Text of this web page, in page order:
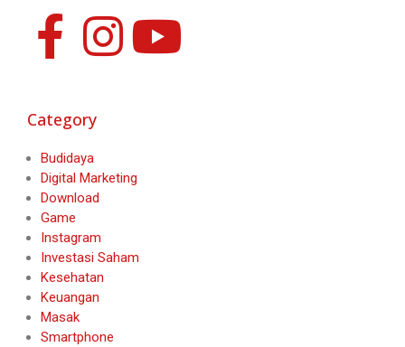
Category
Budidaya
Digital Marketing
Download
Game
Instagram
Investasi Saham
Kesehatan
Keuangan
Masak
Smartphone